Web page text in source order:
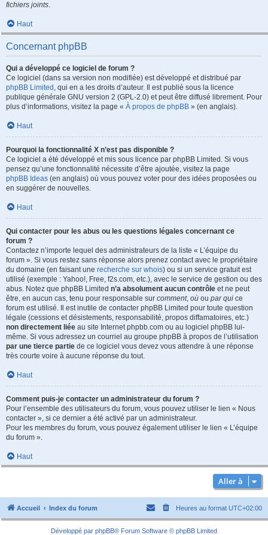
fichiers joints.
Haut
Concernant phpBB
Qui a développé ce logiciel de forum ?
Ce logiciel (dans sa version non modifiée) est développé et distribué par
phpBB Limited , qui en a les droits d’auteur. Il est publié sous la licence
publique générale GNU version 2 (GPL-2.0) et peut être diffusé librement. Pour
plus d’informations, visitez la page « À propos de phpBB » (en anglais).
Haut
Pourquoi la fonctionnalité X n’est pas disponible ?
Ce logiciel a été développé et mis sous licence par phpBB Limited. Si vous
pensez qu’une fonctionnalité nécessite d’être ajoutée, visitez la page
phpBB Ideas (en anglais) où vous pouvez voter pour des idées proposées ou
en suggérer de nouvelles.
Haut
Qui contacter pour les abus ou les questions légales concernant ce
forum ?
Contactez n’importe lequel des administrateurs de la liste « L’équipe du
forum ». Si vous restez sans réponse alors prenez contact avec le propriétaire
du domaine (en faisant une recherche sur whois) ou si un service gratuit est
utilisé (exemple : Yahoo!, Free, f2s.com, etc.), avec le service de gestion ou des
abus. Notez que phpBB Limited n’a absolument aucun contrôle et ne peut
être, en aucun cas, tenu pour responsable sur comment, où ou par qui ce
forum est utilisé. Il est inutile de contacter phpBB Limited pour toute question
légale (cessions et désistements, responsabilité, propos diffamatoires, etc.)
non directement liée au site Internet phpbb.com ou au logiciel phpBB lui-
même. Si vous adressez un courriel au groupe phpBB à propos de l’utilisation
par une tierce partie de ce logiciel vous devez vous attendre à une réponse
très courte voire à aucune réponse du tout.
Haut
Comment puis-je contacter un administrateur du forum ?
Pour l’ensemble des utilisateurs du forum, vous pouvez utiliser le lien « Nous
contacter », si ce dernier a été activé par un administrateur.
Pour les membres du forum, vous pouvez également utiliser le lien « L’équipe
du forum ».
Haut
Aller à
Accueil Index du forum Heures au format UTC+02:00
Développé par phpBB® Forum Software © phpBB Limited